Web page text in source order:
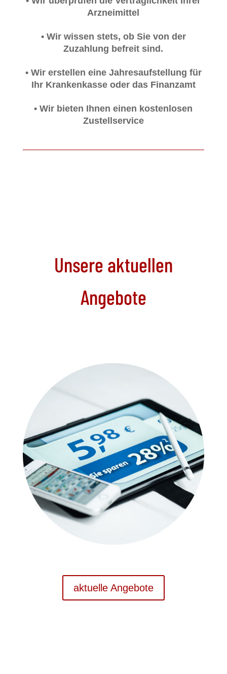
Arzneimittel
• Wir wissen stets, ob Sie von der
Zuzahlung befreit sind.
• Wir erstellen eine Jahresaufstellung für
Ihr Krankenkasse oder das Finanzamt
• Wir bieten Ihnen einen kostenlosen
Zustellservice
Unsere aktuellen
Angebote
aktuelle Angebote